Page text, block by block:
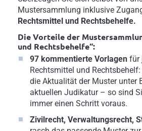
Mustersammlung inklusive
Rechtsmittel und Rechtsbehelfe.
Die Vorteile der
und Rechtsbehelfe“:
97 kommentierte Vorlagen für
Rechtsmittel und
die Aktualität der Muster unter
aktuellen Judikatur – so sind
immer einen Schritt voraus.
Zivilrecht, Verwaltungsrecht,